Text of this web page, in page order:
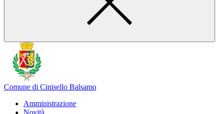
Comune di Cinisello Balsamo
Amministrazione
Novità